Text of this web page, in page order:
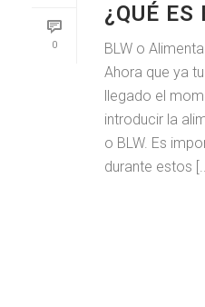
0
¿QUÉ ES
BLW o
Ahora que ya
llegado el
introducir la
o BLW. Es
durante estos